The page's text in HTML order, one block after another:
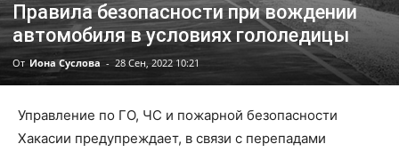
Правила безопасности при вождении
автомобиля в условиях гололедицы
От Иона Суслова - 28 Сен, 2022 10:21
Управление по ГО, ЧС и пожарной безопасности
Хакасии предупреждает, в связи с перепадами